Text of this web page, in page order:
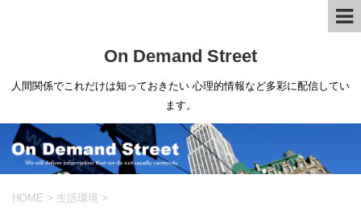
On Demand Street
人間関係でこれだけは知っておきたい 心理的情報など多彩に配信してい
ます。
HOME > 生活環境 >